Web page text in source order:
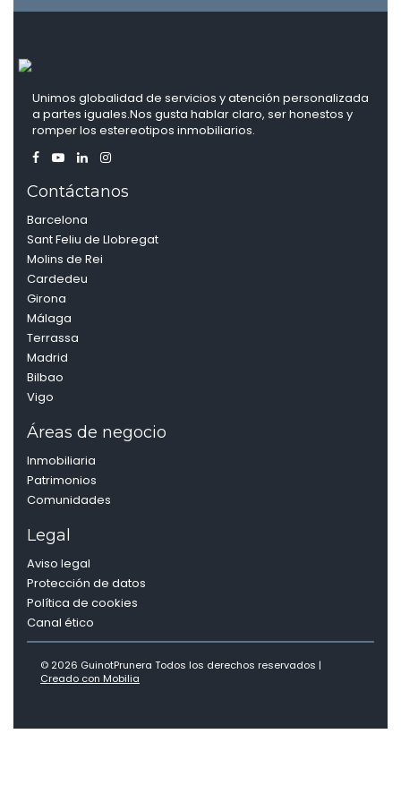
Unimos globalidad de servicios y atención personalizada
a partes iguales.Nos gusta hablar claro, ser honestos y
romper los estereotipos inmobiliarios.
Contáctanos
Barcelona
Sant Feliu de Llobregat
Molins de Rei
Cardedeu
Girona
Málaga
Terrassa
Madrid
Bilbao
Vigo
Áreas de negocio
Inmobiliaria
Patrimonios
Comunidades
Legal
Aviso legal
Protección de datos
Política de cookies
Canal ético
© 2026 GuinotPrunera Todos los derechos reservados |
Creado con Mobilia